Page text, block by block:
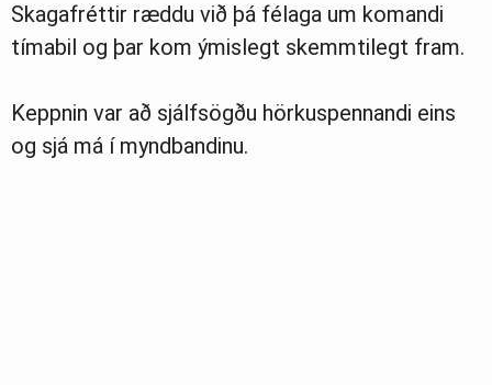
Skagafréttir ræddu við þá félaga um komandi
tímabil og þar kom ýmislegt skemmtilegt fram.
Keppnin var að sjálfsögðu hörkuspennandi eins
og sjá má í myndbandinu.